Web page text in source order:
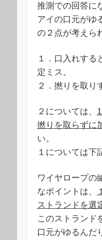
推測での回答に
アイの口元がゆ
の２点が考えら
１．口入れする
定ミス。
２．撚りを取り
２については、
撚りを取らずに
い。
１については下
ワイヤロープの
なポイントは、
ストランドを選
このストランド
口元がゆるんだ